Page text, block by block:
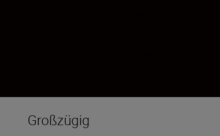
Großzügig